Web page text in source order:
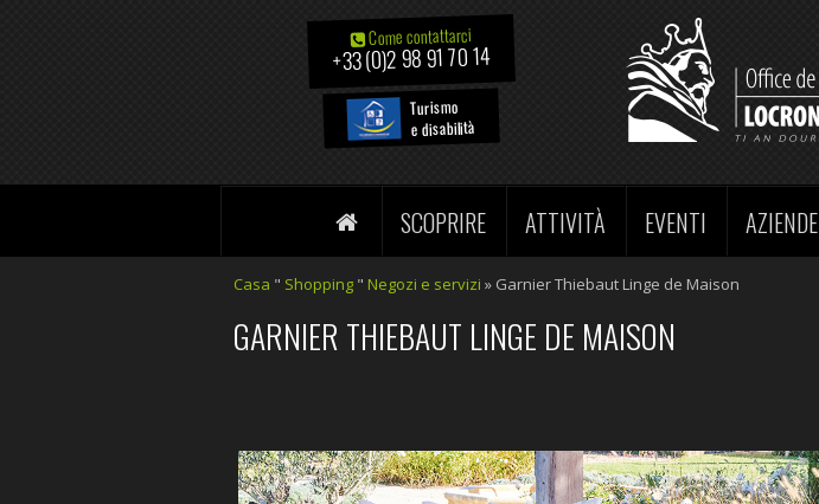
Come contattarci
+33 (0)2 98 91 70 14
Turismo
e disabilità
SCOPRIRE ATTIVITÀ EVENTI AZIENDE
Casa " Shopping" Negozi e servizi » Garnier Thiebaut Linge de Maison
GARNIER THIEBAUT LINGE DE MAISON